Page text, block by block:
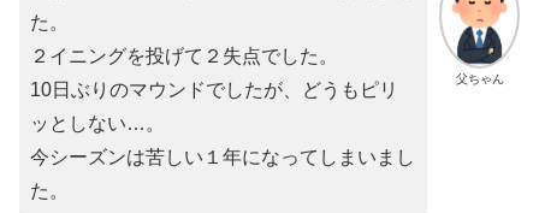
父ちゃん
た。
２イニングを投げて２失点でした。
10日ぶりのマウンドでしたが、どうもピリ
ッとしない…。
今シーズンは苦しい１年になってしまいまし
た。